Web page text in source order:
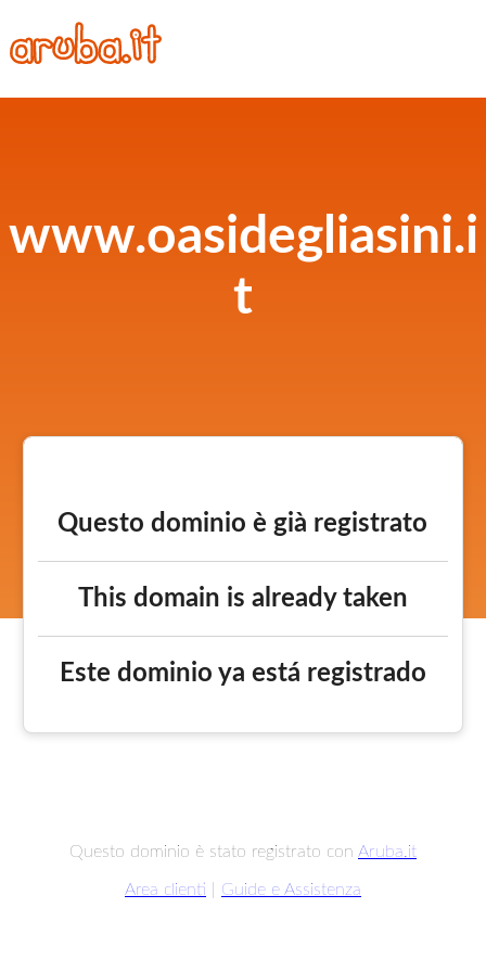
www.oasidegliasini.i
t
Questo dominio è già registrato
This domain is already taken
Este dominio ya está registrado
Questo dominio è stato registrato con Aruba.it
Area clienti Guide e Assistenza